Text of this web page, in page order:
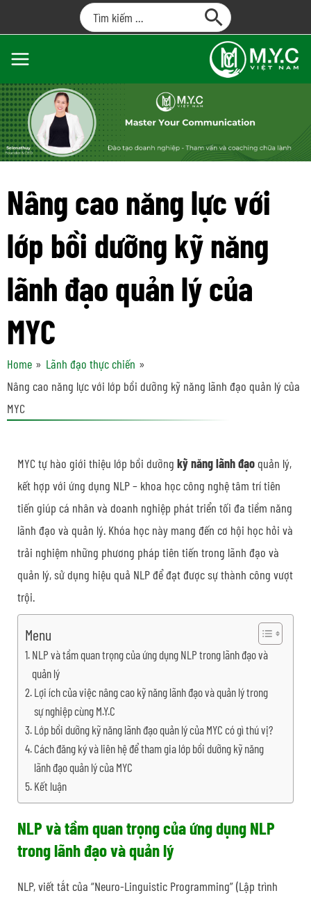
Nâng cao năng lực với
lớp bồi dưỡng kỹ năng
lãnh đạo quản lý của
MYC
Home
Lãnh đạo thực chiến
Nâng cao năng lực với lớp bồi dưỡng kỹ năng lãnh đạo quản lý của
MYC
MYC tự hào giới thiệu lớp bồi dưỡng kỹ năng lãnh đạoquản lý,
kết hợp với ứng dụng NLP – khoa học công nghệ tâm trí tiên
tiến giúp cá nhân và doanh nghiệp phát triển tối đa tiềm năng
lãnh đạo và quản lý. Khóa học này mang đến cơ hội học hỏi và
trải nghiệm những phương pháp tiên tiến trong lãnh đạo và
quản lý, sử dụng hiệu quả NLP để đạt được sự thành công vượt
trội.
Menu
NLP và tầm quan trọng của ứng dụng NLP trong lãnh đạo và
quản lý
Lợi ích của việc nâng cao kỹ năng lãnh đạo và quản lý trong
sự nghiệp cùng M.Y.C
Lớp bồi dưỡng kỹ năng lãnh đạo quản lý của MYC có gì thú vị?
Cách đăng ký và liên hệ để tham gia lớp bồi dưỡng kỹ năng
lãnh đạo quản lý của MYC
Kết luận
NLP và tầm quan trọng của ứng dụng NLP
trong lãnh đạo và quản lý
NLP, viết tắt của “Neuro-Linguistic Programming” (Lập trình